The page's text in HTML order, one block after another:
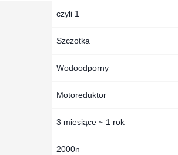
czyli 1
Szczotka
Wodoodporny
Motoreduktor
3 miesiące ~ 1 rok
2000n